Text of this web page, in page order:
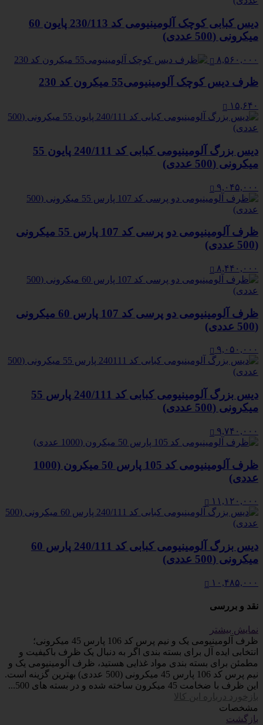
دیس کبابی کوچک آلومینیومی کد 230/113 پایون 60
میکرونی (500 عددی)
۸,۵۶۰,۰۰۰
ظرف دیس کوچک آلومینیومی55 میکرون کد 230
۱۵,۶۴۰
دیس بزرگ آلومینیومی کبابی کد 240/111 پایون 55
میکرونی (500 عددی)
۹,۰۴۵,۰۰۰
ظرف آلومینیومی دو پرسی کد 107 پارس 55 میکرونی
(500 عددی)
۸,۴۴۰,۰۰۰
ظرف آلومینیومی دو پرسی کد 107 پارس 60 میکرونی
(500 عددی)
۹,۰۵۰,۰۰۰
دیس بزرگ آلومینیومی کبابی کد 240/111 پارس 55
میکرونی (500 عددی)
۹,۷۴۰,۰۰۰
ظرف آلومینیومی کد 105 پارس 50 میکرون (1000
عددی)
۱۱,۱۲۰,۰۰۰
دیس بزرگ آلومینیومی کبابی کد 240/111 پارس 60
میکرونی (500 عددی)
۱۰,۴۸۵,۰۰۰
نقد و بررسی
نمایش بیشتر
ظرف آلومینیومی یک و نیم پرس کد 106 پارس 45 میکرونی؛
انتخابی ایده آل برای بسته بندی اگر به دنبال یک ظرف باکیفیت و
مطمئن برای بسته بندی مواد غذایی هستید، ظرف آلومینیومی یک و
نیم پرس کد 106 پارس 45 میکرونی (500 عددی) بهترین گزینه است.
این ظرف با ضخامت 45 میکرون ساخته شده و در بسته های 500...
بازخورد درباره این کالا
مشخصات
بازگشت